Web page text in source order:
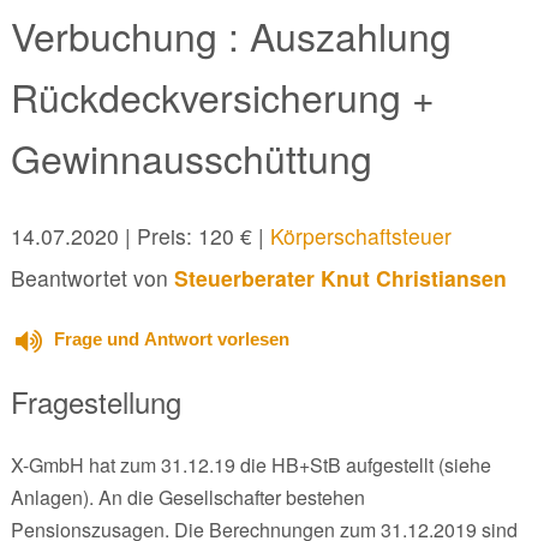
Verbuchung : Auszahlung
Rückdeckversicherung +
Gewinnausschüttung
14.07.2020 | Preis: 120 € | Körperschaftsteuer
Beantwortet von Steuerberater Knut Christiansen
Frage und Antwort vorlesen
Fragestellung
X-GmbH hat zum 31.12.19 die HB+StB aufgestellt (siehe
Anlagen). An die Gesellschafter bestehen
Pensionszusagen. Die Berechnungen zum 31.12.2019 sind